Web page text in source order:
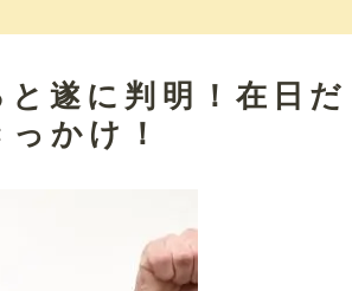
遂に判明！在日だ
かけ！